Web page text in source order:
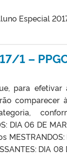
Especial
1 –
para
DIA 06 DE
DIA